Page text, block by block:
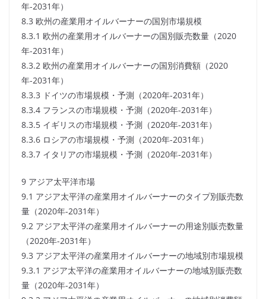
年-2031年）
8.3 欧州の産業用オイルバーナーの国別市場規模
8.3.1 欧州の産業用オイルバーナーの国別販売数量（2020
年-2031年）
8.3.2 欧州の産業用オイルバーナーの国別消費額（2020
年-2031年）
8.3.3 ドイツの市場規模・予測（2020年-2031年）
8.3.4 フランスの市場規模・予測（2020年-2031年）
8.3.5 イギリスの市場規模・予測（2020年-2031年）
8.3.6 ロシアの市場規模・予測（2020年-2031年）
8.3.7 イタリアの市場規模・予測（2020年-2031年）
9 アジア太平洋市場
9.1 アジア太平洋の産業用オイルバーナーのタイプ別販売数
量（2020年-2031年）
9.2 アジア太平洋の産業用オイルバーナーの用途別販売数量
（2020年-2031年）
9.3 アジア太平洋の産業用オイルバーナーの地域別市場規模
9.3.1 アジア太平洋の産業用オイルバーナーの地域別販売数
量（2020年-2031年）